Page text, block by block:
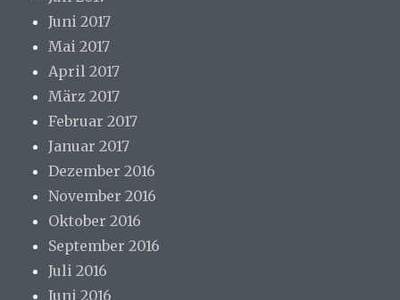
Juni 2017
Mai 2017
April 2017
März 2017
Februar 2017
Januar 2017
Dezember 2016
November 2016
Oktober 2016
September 2016
Juli 2016
Juni 2016